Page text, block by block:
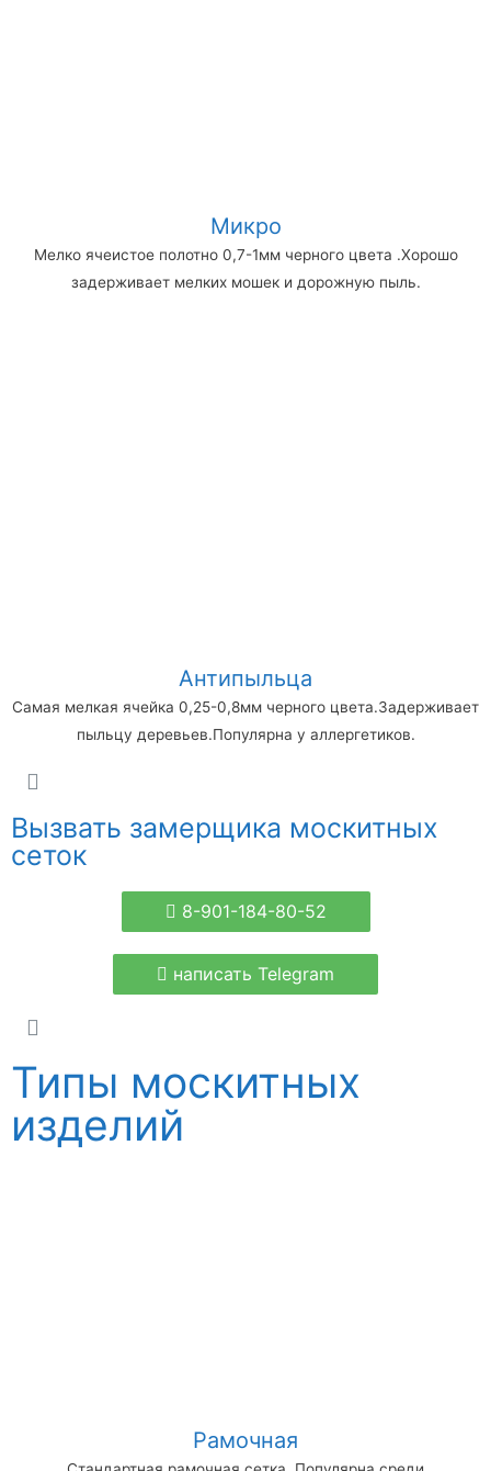
Микро
Мелко ячеистое полотно 0,7-1мм черного цвета .Хорошо
задерживает мелких мошек и дорожную пыль.
Антипыльца
Самая мелкая ячейка 0,25-0,8мм черного цвета.Задерживает
пыльцу деревьев.Популярна у аллергетиков.
Вызвать замерщика москитных
сеток
8-901-184-80-52
написать Telegram
Типы москитных
изделий
Рамочная